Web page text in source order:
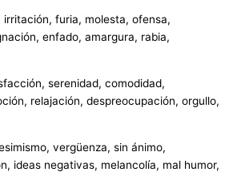
irritación, furia, molesta, ofensa,
enfado, amargura, rabia,
serenidad, comodidad,
relajación, despreocupación, orgullo,
vergüenza, sin ánimo,
ideas negativas, melancolía, mal humor,